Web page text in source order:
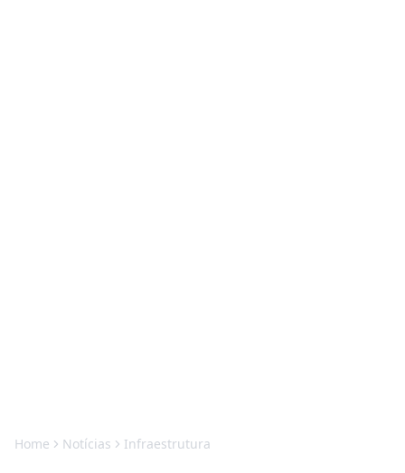
Home Notícias Infraestrutura